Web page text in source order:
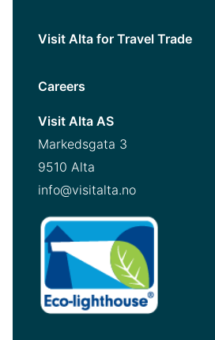
Visit Alta for Travel Trade
Careers
Visit Alta AS
Markedsgata 3
9510 Alta
info@visitalta.no